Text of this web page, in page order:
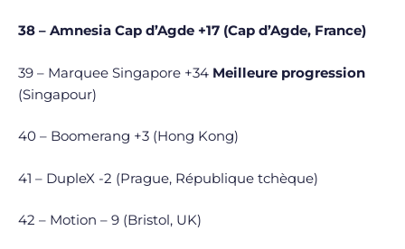
38 – Amnesia Cap d’Agde +17 (Cap d’Agde, France)
39 – Marquee Singapore +34 Meilleure progression
(Singapour)
40 – Boomerang +3 (Hong Kong)
41 – DupleX -2 (Prague, République tchèque)
42 – Motion – 9 (Bristol, UK)